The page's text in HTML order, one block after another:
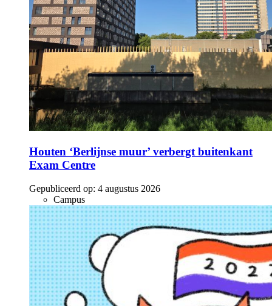
Houten ‘Berlijnse muur’ verbergt buitenkant
Exam Centre
Gepubliceerd op: 4 augustus 2026
Campus